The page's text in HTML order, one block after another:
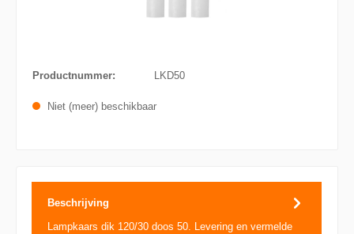
Productnummer: LKD50
Niet (meer) beschikbaar
Beschrijving
Lampkaars dik 120/30 doos 50. Levering en vermelde